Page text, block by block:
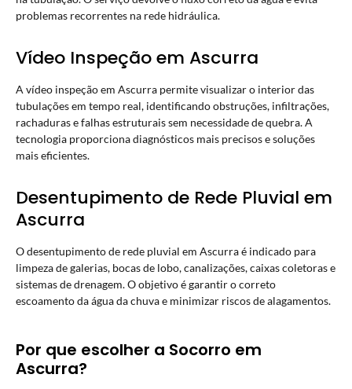
problemas recorrentes na rede hidráulica.
Vídeo Inspeção em Ascurra
A vídeo inspeção em Ascurra permite visualizar o interior das
tubulações em tempo real, identificando obstruções, infiltrações,
rachaduras e falhas estruturais sem necessidade de quebra. A
tecnologia proporciona diagnósticos mais precisos e soluções
mais eficientes.
Desentupimento de Rede Pluvial em
Ascurra
O desentupimento de rede pluvial em Ascurra é indicado para
limpeza de galerias, bocas de lobo, canalizações, caixas coletoras e
sistemas de drenagem. O objetivo é garantir o correto
escoamento da água da chuva e minimizar riscos de alagamentos.
Por que escolher a Socorro em
Ascurra?